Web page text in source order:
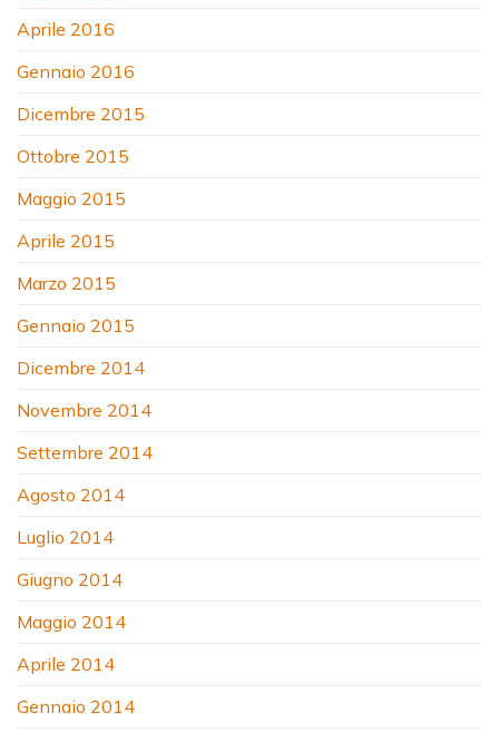
Aprile 2016
Gennaio 2016
Dicembre 2015
Ottobre 2015
Maggio 2015
Aprile 2015
Marzo 2015
Gennaio 2015
Dicembre 2014
Novembre 2014
Settembre 2014
Agosto 2014
Luglio 2014
Giugno 2014
Maggio 2014
Aprile 2014
Gennaio 2014